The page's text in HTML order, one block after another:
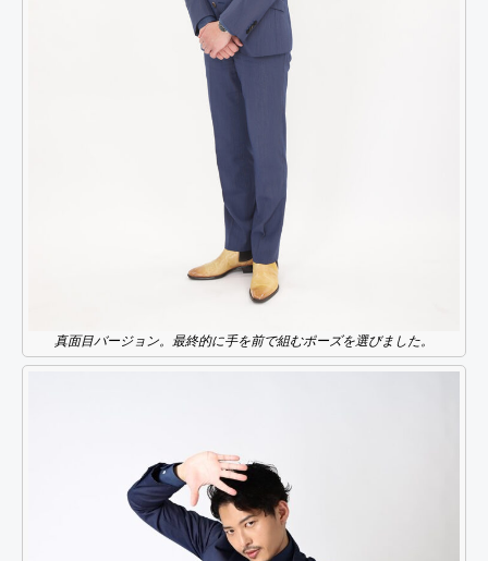
真面目バージョン。最終的に手を前で組むポーズを選びました。